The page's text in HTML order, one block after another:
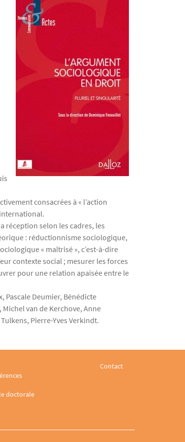
consacrées à « l’action
réception selon les cadres, les
: réductionnisme sociologique,
« maîtrisé », c’est-à-dire
contexte social ; mesurer les forces
pour une relation apaisée entre le
Pascale Deumier, Bénédicte
van de Kerchove, Anne
Pierre-Yves Verkindt.
sociologie juridique 4
doctorale
Menu footer Laboratoire
Contact